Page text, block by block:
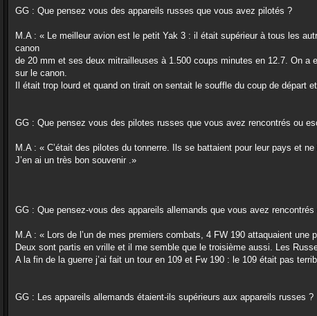
GG : Que pensez vous des appareils russes que vous avez pilotés ?
M.A : « Le meilleur avion est le petit Yak 3 : il était supérieur à tous les
canon
de 20 mm et ses deux mitrailleuses à 1.500 coups minutes en 12.7. On
sur le canon.
Il était trop lourd et quand on tirait on sentait le souffle du coup de départ
GG : Que pensez vous des pilotes russes que vous avez rencontrés ou
M.A : « C’était des pilotes du tonnerre. Ils se battaient pour leur pays et ne
J’en ai un très bon souvenir .»
GG : Que pensez-vous des appareils allemands que vous avez
M.A : « Lors de l’un de mes premiers combats, 4 FW 190 attaquaient
Deux sont partis en vrille et il me semble que le troisième aussi. Les
A la fin de la guerre j’ai fait un tour en 109 et Fw 190 : le 109 était pas
GG : Les appareils allemands étaient-ils supérieurs aux appareils russes ?